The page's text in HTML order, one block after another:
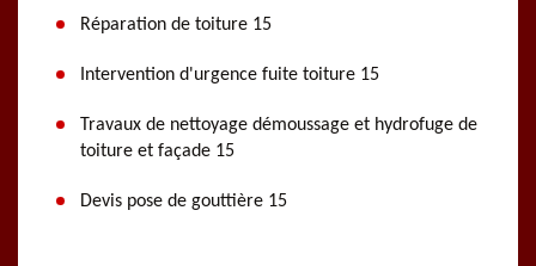
Réparation de toiture 15
Intervention d'urgence fuite toiture 15
Travaux de nettoyage démoussage et hydrofuge de
toiture et façade 15
Devis pose de gouttière 15